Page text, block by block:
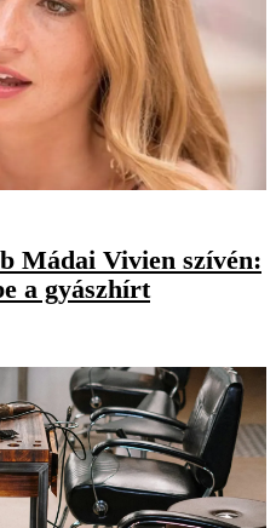
Mádai Vivien szívén:
a gyászhírt